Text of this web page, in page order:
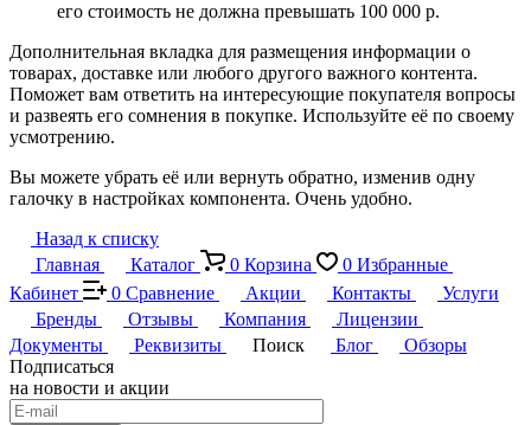
его стоимость не должна превышать 100 000 р.
Дополнительная вкладка для размещения информации о
товарах, доставке или любого другого важного контента.
Поможет вам ответить на интересующие покупателя вопросы
и развеять его сомнения в покупке. Используйте её по своему
усмотрению.
Вы можете убрать её или вернуть обратно, изменив одну
галочку в настройках компонента. Очень удобно.
Назад к списку
Главная
Каталог 0 Корзина 0 Избранные
Кабинет
0 Сравнение Акции Контакты
Услуги
Бренды
Отзывы Компания
Лицензии
Документы
Реквизиты Поиск Блог
Обзоры
Подписаться
на новости и акции